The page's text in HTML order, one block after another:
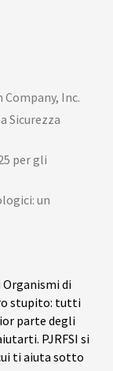
Company, Inc.
Sicurezza
per gli
un
Organismi di
stupito: tutti
parte degli
PJRFSI si
ti aiuta sotto